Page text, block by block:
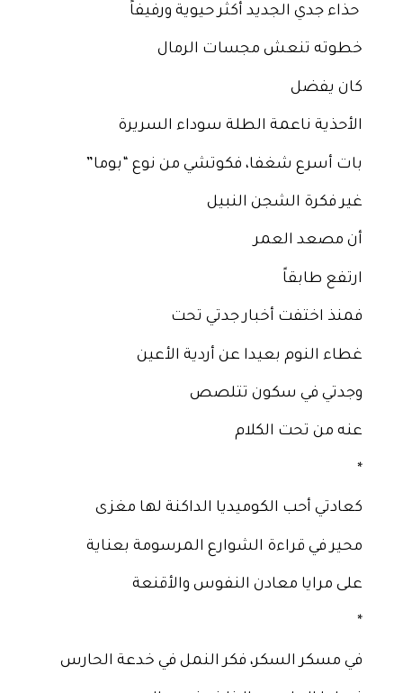
حذاء جدي الجديد أكثر حيوية ورفيفاً
خطوته تنعش مجسات الرمال
كان يفضل
الأحذية ناعمة الطلة سوداء السريرة
بات أسرع شغفا، فكوتشي من نوع “بوما”
غير فكرة الشجن النبيل
أن مصعد العمر
ارتفع طابقاً
فمنذ اختفت أخبار جدتي تحت
غطاء النوم بعيدا عن أردية الأعين
وجدتي في سكون تتلصص
عنه من تحت الكلام
*
كعادتي أحب الكوميديا الداكنة لها مغزى
محير في قراءة الشوارع المرسومة بعناية
على مرايا معادن النفوس والأقنعة
*
في مسكر السكر، فكر النمل في خدعة الحارس